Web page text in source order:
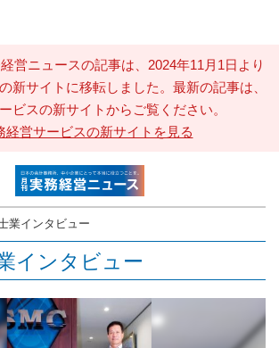
経営ニュースの記事は、2024年11月1日より
新サイトに移転しました。最新の記事は、
ビスの新サイトからご覧ください。
経営サービスの新サイトを見る
業インタビュー
インタビュー